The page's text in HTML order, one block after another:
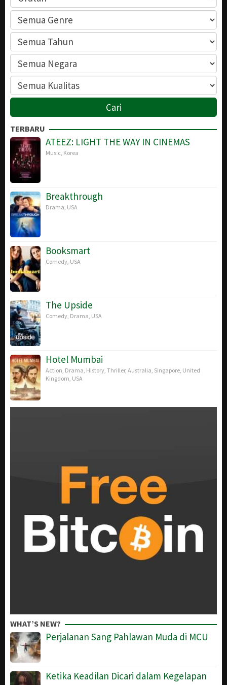
TERBARU
ATEEZ: LIGHT THE WAY IN CINEMAS
Music Korea
Breakthrough
Drama USA
Booksmart
Comedy USA
The Upside
Comedy Drama USA
Hotel Mumbai
Action Drama History Thriller, Australia Singapore United
Kingdom USA
WHAT’S NEW?
Perjalanan Sang Pahlawan Muda di MCU
Ketika Keadilan Dicari dalam Kegelapan